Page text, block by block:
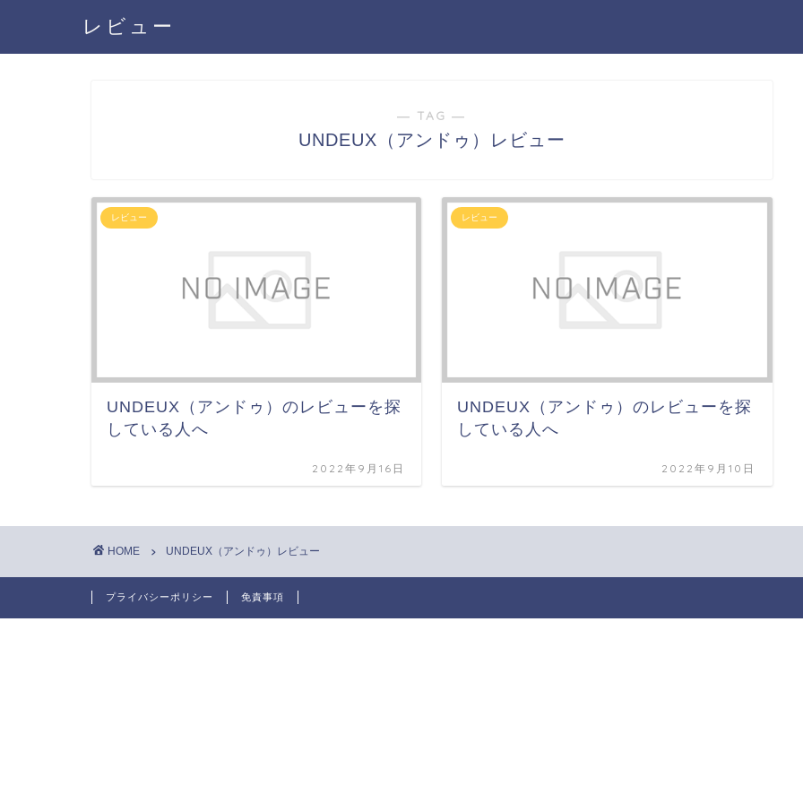
レビュー
― TAG ―
UNDEUX（アンドゥ）レビュー
レビュー
UNDEUX（アンドゥ）のレビューを探
している人へ
2022年9月16日
レビュー
UNDEUX（アンドゥ）のレビューを探
している人へ
2022年9月10日
HOME UNDEUX（アンドゥ）レビュー
プライバシーポリシー 免責事項